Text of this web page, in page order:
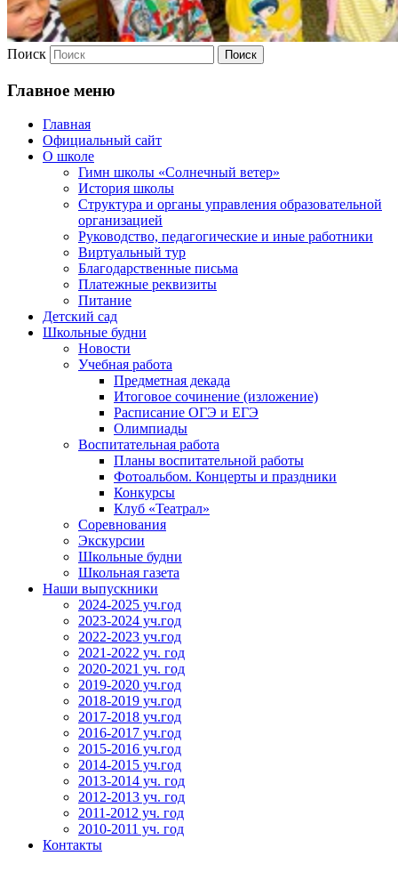
Поиск
Главное меню
Главная
Официальный сайт
О школе
Гимн школы «Солнечный ветер»
История школы
Структура и органы управления образовательной
организацией
Руководство, педагогические и иные работники
Виртуальный тур
Благодарственные письма
Платежные реквизиты
Питание
Детский сад
Школьные будни
Новости
Учебная работа
Предметная декада
Итоговое сочинение (изложение)
Расписание ОГЭ и ЕГЭ
Олимпиады
Воспитательная работа
Планы воспитательной работы
Фотоальбом. Концерты и праздники
Конкурсы
Клуб «Театрал»
Соревнования
Экскурсии
Школьные будни
Школьная газета
Наши выпускники
2024-2025 уч.год
2023-2024 уч.год
2022-2023 уч.год
2021-2022 уч. год
2020-2021 уч. год
2019-2020 уч.год
2018-2019 уч.год
2017-2018 уч.год
2016-2017 уч.год
2015-2016 уч.год
2014-2015 уч.год
2013-2014 уч. год
2012-2013 уч. год
2011-2012 уч. год
2010-2011 уч. год
Контакты